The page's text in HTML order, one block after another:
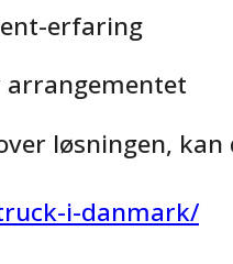
erfaring
løsningen,
i-danmark/